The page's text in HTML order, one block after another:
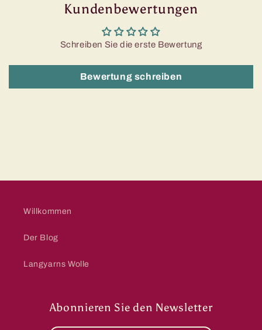
Kundenbewertungen
Schreiben Sie die erste Bewertung
Bewertung schreiben
Willkommen
Der Blog
Langyarns Wolle
Abonnieren Sie den Newsletter